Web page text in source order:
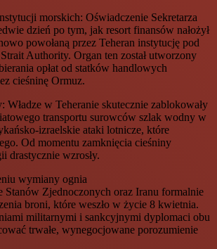
morskich: Oświadczenie Sekretarza
dzień po tym, jak resort finansów nałożył
powołaną przez Teheran instytucję pod
Authority. Organ ten został utworzony
opłat od statków handlowych
cieśninę Ormuz.
Władze w Teheranie skutecznie zablokowały
transportu surowców szlak wodny w
izraelskie ataki lotnicze, które
Od momentu zamknięcia cieśniny
drastycznie wzrosły.
wymiany ognia
Stanów Zjednoczonych oraz Iranu formalnie
broni, które weszło w życie 8 kwietnia.
militarnymi i sankcyjnymi dyplomaci obu
trwałe, wynegocjowane porozumienie